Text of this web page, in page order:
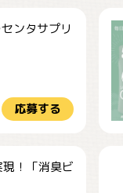
ンタサプリ
応募する
！「消臭ビ